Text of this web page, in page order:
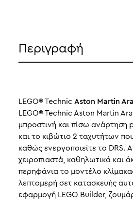
Περιγραφή
LEGO® Technic Aston Martin
LEGO® Technic Aston Martin
μπροστινή και πίσω ανάρτηση
και το κιβώτιο 2 ταχυτήτων
καθώς ενεργοποιείτε το DRS.
χειροπιαστά, καθηλωτικά και
περηφάνια το μοντέλο
λεπτομερή σετ κατασκευής
εφαρμογή LEGO Builder,